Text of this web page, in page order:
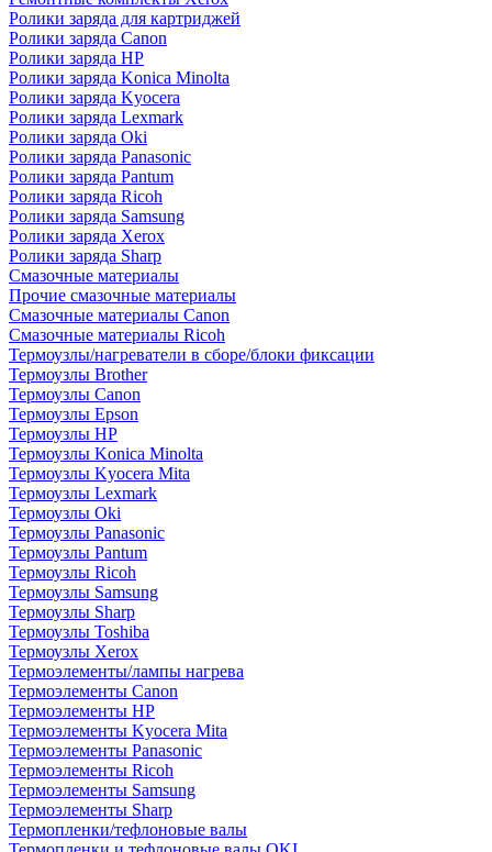
Ролики заряда для картриджей
Ролики заряда Canon
Ролики заряда HP
Ролики заряда Konica Minolta
Ролики заряда Kyocera
Ролики заряда Lexmark
Ролики заряда Oki
Ролики заряда Panasonic
Ролики заряда Pantum
Ролики заряда Ricoh
Ролики заряда Samsung
Ролики заряда Xerox
Ролики заряда Sharp
Смазочные материалы
Прочие смазочные материалы
Смазочные материалы Canon
Смазочные материалы Ricoh
Термоузлы/нагреватели в сборе/блоки фиксации
Термоузлы Brother
Термоузлы Canon
Термоузлы Epson
Термоузлы HP
Термоузлы Konica Minolta
Термоузлы Kyocera Mita
Термоузлы Lexmark
Термоузлы Oki
Термоузлы Panasonic
Термоузлы Pantum
Термоузлы Ricoh
Термоузлы Samsung
Термоузлы Sharp
Термоузлы Toshiba
Термоузлы Xerox
Термоэлементы/лампы нагрева
Термоэлементы Canon
Термоэлементы HP
Термоэлементы Kyocera Mita
Термоэлементы Panasonic
Термоэлементы Ricoh
Термоэлементы Samsung
Термоэлементы Sharp
Термопленки/тефлоновые валы